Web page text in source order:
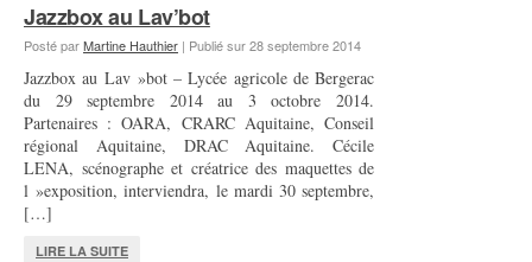
Jazzbox au Lav’bot
Posté parMartine Hauthier | Publié sur28 septembre 2014
Jazzbox au Lav »bot – Lycée agricole de Bergerac
du 29 septembre 2014 au 3 octobre 2014.
Partenaires : OARA, CRARC Aquitaine, Conseil
régional Aquitaine, DRAC Aquitaine. Cécile
LENA, scénographe et créatrice des maquettes de
l »exposition, interviendra, le mardi 30 septembre,
[…]
LIRE LA SUITE